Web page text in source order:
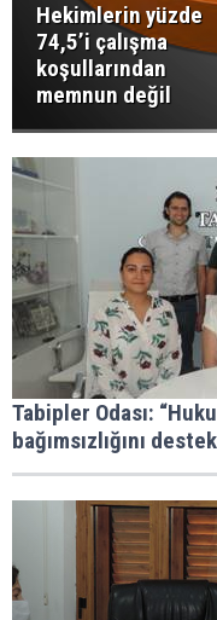
Hekimlerin yüzde
74,5’i çalışma
koşullarından
memnun değil
Tabipler Odası:
bağımsızlığını